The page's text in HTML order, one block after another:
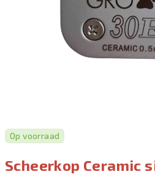
Op voorraad
Scheerkop Ceramic